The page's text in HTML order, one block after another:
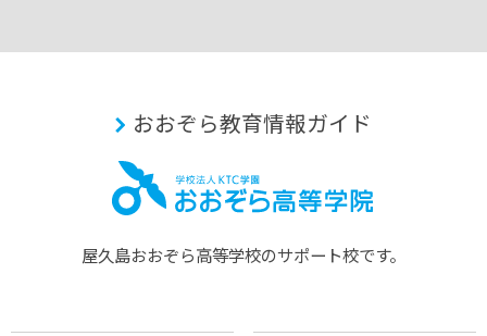
おおぞら教育情報ガイド
屋久島おおぞら⾼等学校のサポート校です。